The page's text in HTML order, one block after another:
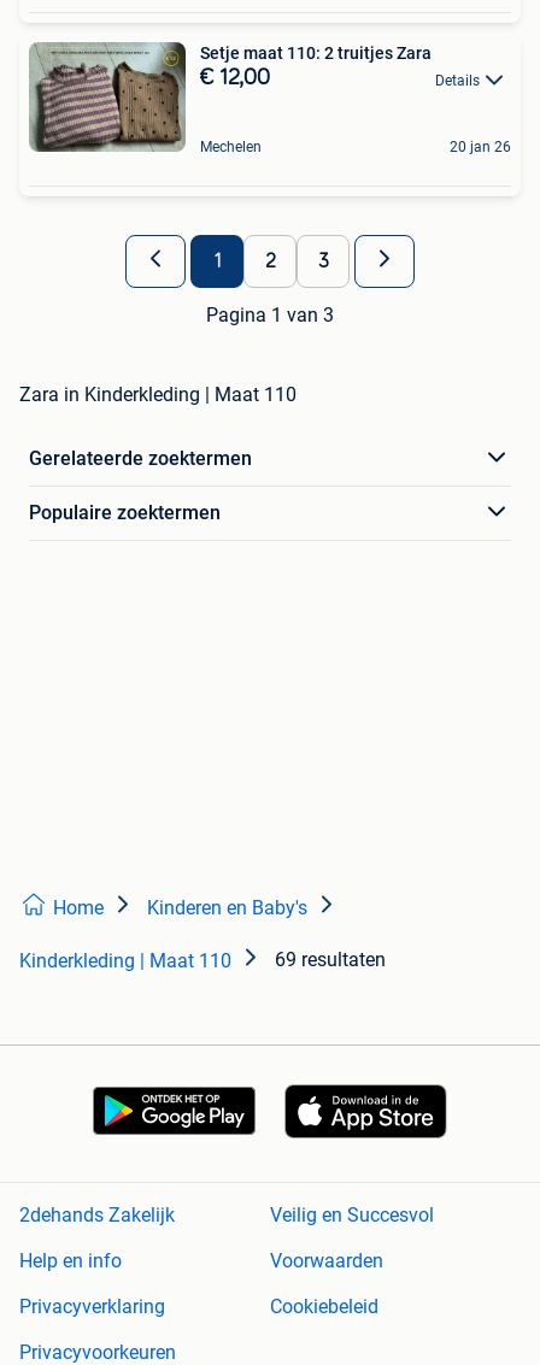
Setje maat 110: 2 truitjes Zara
€ 12,00 Details
Mechelen 20 jan 26
1 2 3
Pagina 1 van 3
Zara in Kinderkleding | Maat 110
Gerelateerde zoektermen
Populaire zoektermen
Home Kinderen en Baby's
Kinderkleding | Maat 110 69 resultaten
2dehands Zakelijk
Veilig en Succesvol
Help en info
Voorwaarden
Privacyverklaring
Cookiebeleid
Privacyvoorkeuren